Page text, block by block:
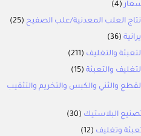
(4)
العلب المعدنية/علب الصفيح (25)
(36)
والتغليف (211)
والتعبئة (15)
والثني والكبس والتخريم والتثقيب
البلاستيك (30)
وتغليف (12)